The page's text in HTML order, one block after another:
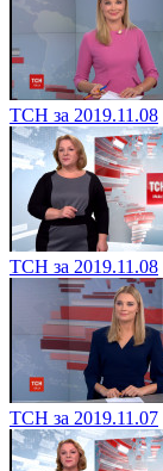
ТСН за 2019.11.08
ТСН за 2019.11.08
ТСН за 2019.11.07